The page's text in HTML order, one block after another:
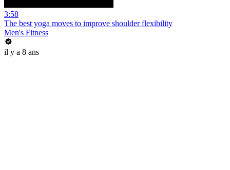
3:58
The best yoga moves to improve shoulder flexibility
Men's Fitness
il y a 8 ans